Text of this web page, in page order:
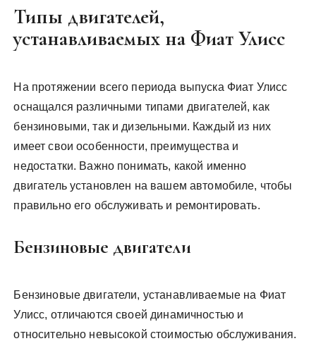
Типы двигателей,
устанавливаемых на Фиат Улисс
На протяжении всего периода выпуска Фиат Улисс
оснащался различными типами двигателей, как
бензиновыми, так и дизельными. Каждый из них
имеет свои особенности, преимущества и
недостатки. Важно понимать, какой именно
двигатель установлен на вашем автомобиле, чтобы
правильно его обслуживать и ремонтировать.
Бензиновые двигатели
Бензиновые двигатели, устанавливаемые на Фиат
Улисс, отличаются своей динамичностью и
относительно невысокой стоимостью обслуживания.